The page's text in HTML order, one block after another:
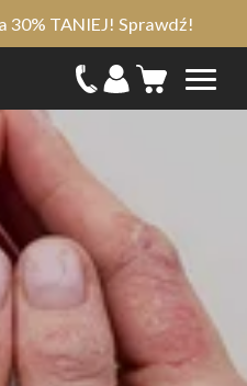
30% TANIEJ! Sprawdź!